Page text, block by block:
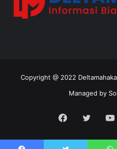
Copyright @ 2022
Managed by
Facebook
Twitter